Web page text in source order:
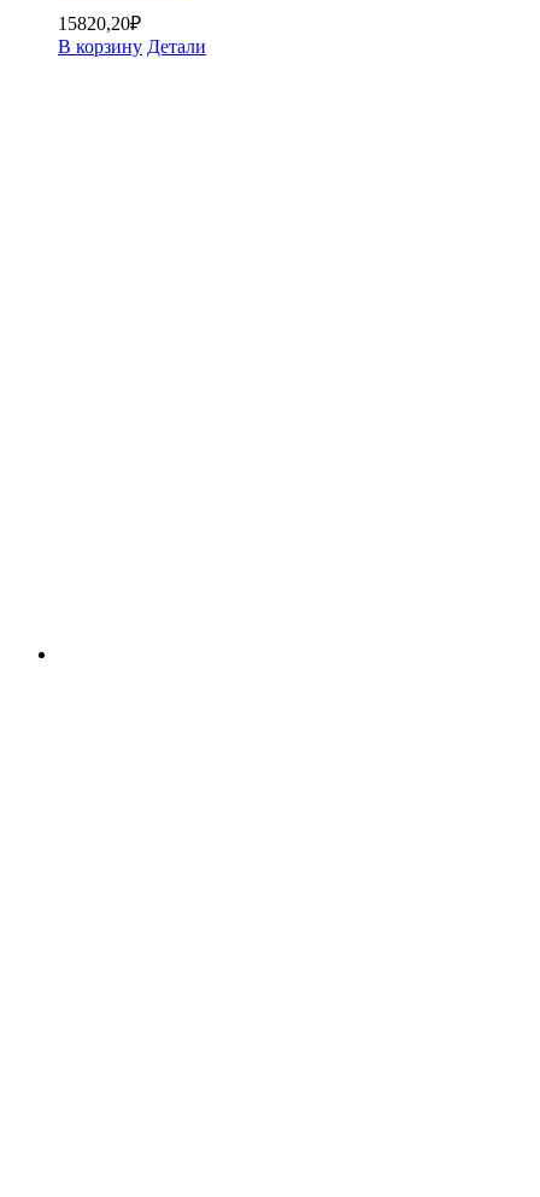
15820,20₽
В корзину Детали